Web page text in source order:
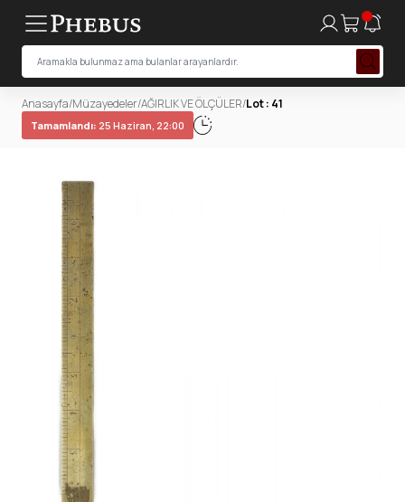
Anasayfa/Müzayedeler/AĞIRLIK VE ÖLÇÜLER/Lot : 41
Tamamlandı: 25 Haziran, 22:00